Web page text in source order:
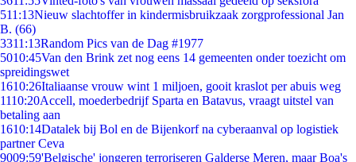
511:13Nieuw slachtoffer in kindermisbruikzaak zorgprofessional Jan
B. (66)
3311:13Random Pics van de Dag #1977
5010:45Van den Brink zet nog eens 14 gemeenten onder toezicht om
spreidingswet
1610:26Italiaanse vrouw wint 1 miljoen, gooit kraslot per abuis weg
1110:20Accell, moederbedrijf Sparta en Batavus, vraagt uitstel van
betaling aan
1610:14Datalek bij Bol en de Bijenkorf na cyberaanval op logistiek
partner Ceva
9009:59'Belgische' jongeren terroriseren Galderse Meren, maar Boa's